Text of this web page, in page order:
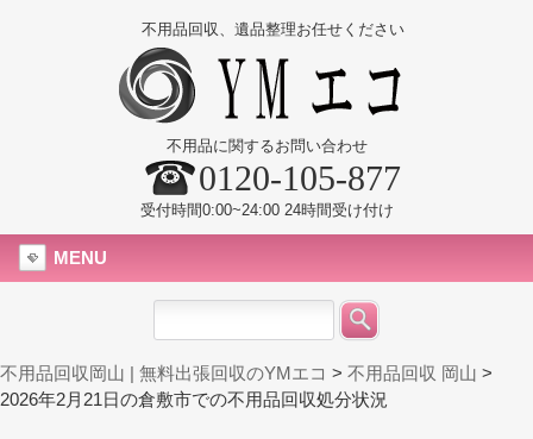
不用品回収、遺品整理お任せください
不用品に関するお問い合わせ
0120-105-877
受付時間0:00~24:00 24時間受け付け
MENU
不用品回収岡山 | 無料出張回収のYMエコ > 不用品回収 岡山 >
2026年2月21日の倉敷市での不用品回収処分状況